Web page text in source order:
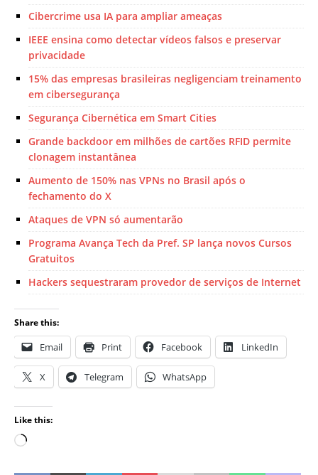
Cibercrime usa IA para ampliar ameaças
IEEE ensina como detectar vídeos falsos e preservar
privacidade
15% das empresas brasileiras negligenciam treinamento
em cibersegurança
Segurança Cibernética em Smart Cities
Grande backdoor em milhões de cartões RFID permite
clonagem instantânea
Aumento de 150% nas VPNs no Brasil após o
fechamento do X
Ataques de VPN só aumentarão
Programa Avança Tech da Pref. SP lança novos Cursos
Gratuitos
Hackers sequestraram provedor de serviços de Internet
Share this:
Email Print Facebook LinkedIn
X Telegram WhatsApp
Like this: